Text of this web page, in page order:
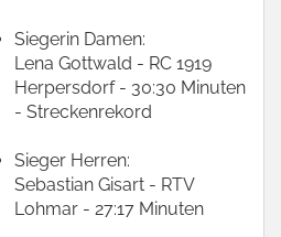
Siegerin Damen:
Lena Gottwald - RC 1919
Herpersdorf - 30:30 Minuten
- Streckenrekord
Sieger Herren:
Sebastian Gisart - RTV
Lohmar - 27:17 Minuten